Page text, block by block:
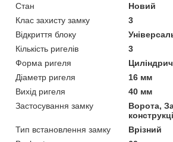
Стан
Новий
Клас захисту замку
3
Відкриття блоку
Кількість ригелів
3
Форма ригеля
Діаметр ригеля
16 мм
Вихід ригеля
40 мм
Застосування замку
Ворота,
Тип встановлення замку
Врізний